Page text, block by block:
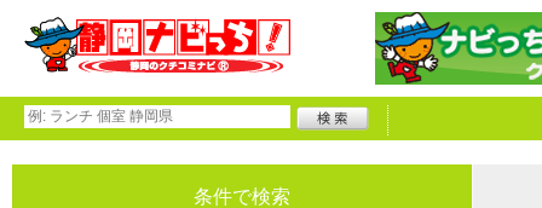
条件で検索